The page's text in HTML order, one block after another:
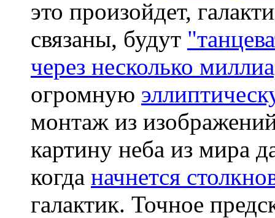
это произойдет,
связаны, будут
через несколько
огромную
монтаж из
картину неба из мира
когда начнется
галактик. Точное